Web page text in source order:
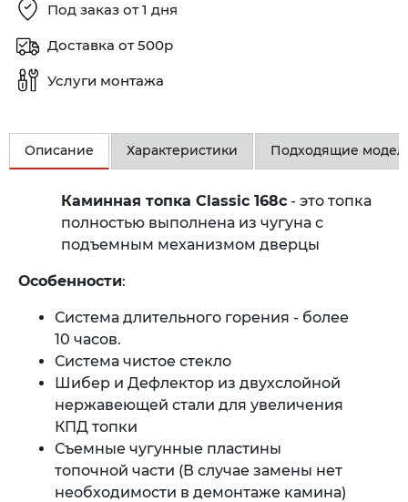
Под заказ от 1 дня
Доставка от 500р
Услуги монтажа
Описание Характеристики Подходящие
Каминная топка Classic 168c- это топка
полностью выполнена из чугуна c
подъемным механизмом дверцы
Особенности:
Система длительного горения - более
10 часов.
Система чистое стекло
Шибер и Дефлектор из двухслойной
нержавеющей стали для увеличения
КПД топки
Съемные чугунные пластины
топочной части (В случае замены нет
необходимости в демонтаже камина)